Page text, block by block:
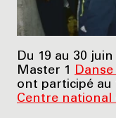
Du 19 au 30 juin
Master 1
ont participé au
Centre national